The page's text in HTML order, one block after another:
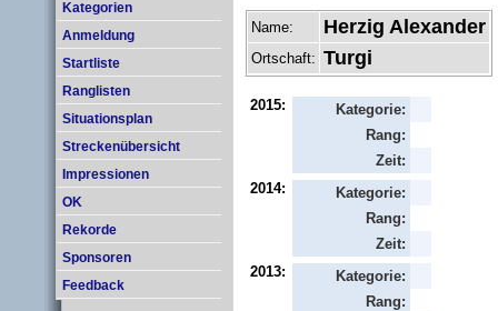
Kategorien
Anmeldung
Startliste
Ranglisten
Situationsplan
Streckenübersicht
Impressionen
OK
Rekorde
Sponsoren
Feedback
Name: Herzig Alexander
Ortschaft: Turgi
2015:
Kategorie:
Rang:
Zeit:
2014:
Kategorie:
Rang:
Zeit:
2013:
Kategorie:
Rang: